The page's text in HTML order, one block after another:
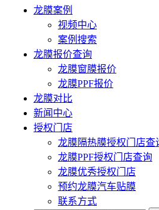
龙膜案例
视频中心
案例搜索
龙膜报价查询
龙膜窗膜报价
龙膜PPF报价
龙膜对比
新闻中心
授权门店
龙膜隔热膜授权门店查
龙膜PPF授权门店查询
龙膜优秀授权门店
预约龙膜汽车贴膜
联系方式